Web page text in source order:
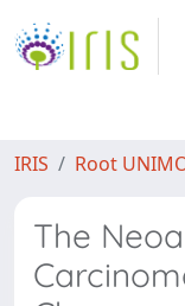
IRIS Root
The